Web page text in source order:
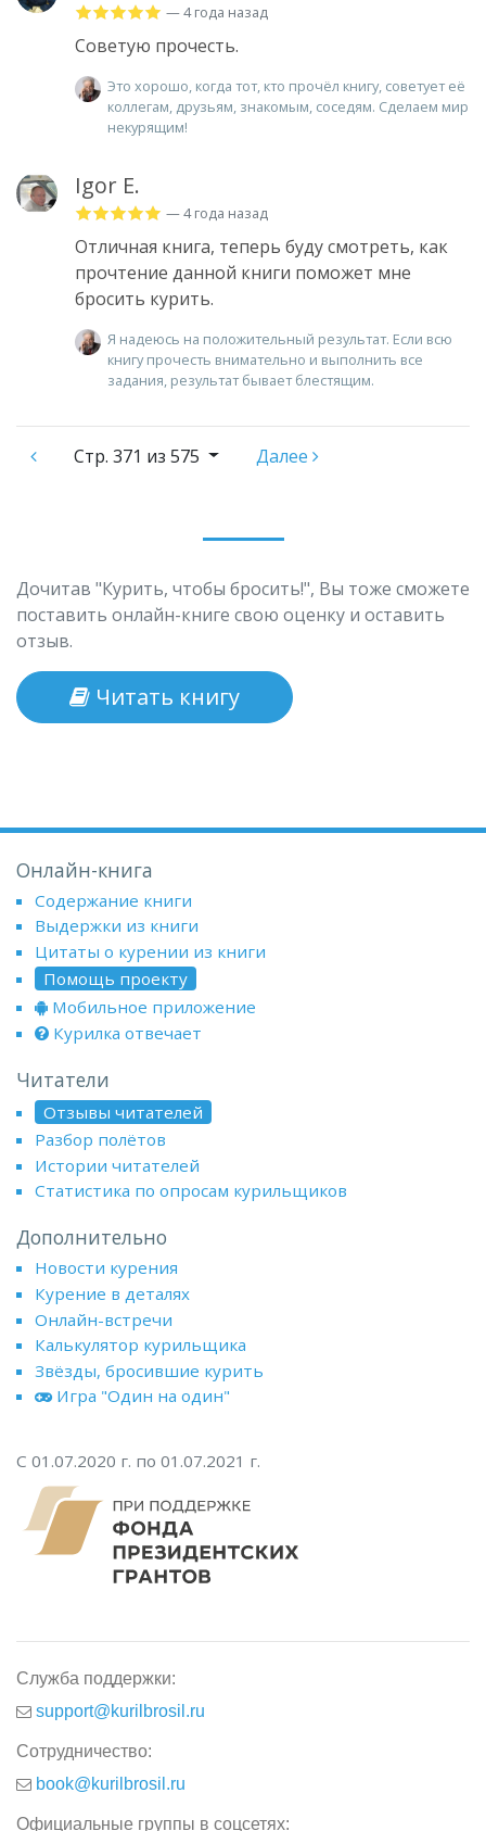
— 4 года назад
Советую прочесть.
Это хорошо, когда тот, кто прочёл книгу, советует её
коллегам, друзьям, знакомым, соседям. Сделаем мир
некурящим!
Igor E.
— 4 года назад
Отличная книга, теперь буду смотреть, как
прочтение данной книги поможет мне
бросить курить.
Я надеюсь на положительный результат. Если всю
книгу прочесть внимательно и выполнить все
задания, результат бывает блестящим.
Стр. 371 из 575 Далее
Дочитав "Курить, чтобы бросить!", Вы тоже сможете
поставить онлайн-книге свою оценку и оставить
отзыв.
Читать книгу
Онлайн-книга
Содержание книги
Выдержки из книги
Цитаты о курении из книги
Помощь проекту
Мобильное приложение
Курилка отвечает
Читатели
Отзывы читателей
Разбор полётов
Истории читателей
Статистика по опросам курильщиков
Дополнительно
Новости курения
Курение в деталях
Онлайн-встречи
Калькулятор курильщика
Звёзды, бросившие курить
Игра "Один на один"
С 01.07.2020 г. по 01.07.2021 г.
Служба поддержки:
support@kurilbrosil.ru
Сотрудничество:
book@kurilbrosil.ru
Официальные группы в соцсетях: